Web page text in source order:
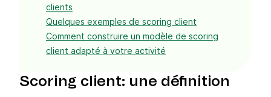
clients
Quelques exemples de scoring client
Comment construire un modèle de scoring
client adapté à votre activité
Scoring client: une définition